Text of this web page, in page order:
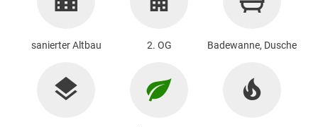
sanierter Altbau 2. OG Badewanne, Dusche